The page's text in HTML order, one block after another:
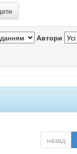
Автори
назад